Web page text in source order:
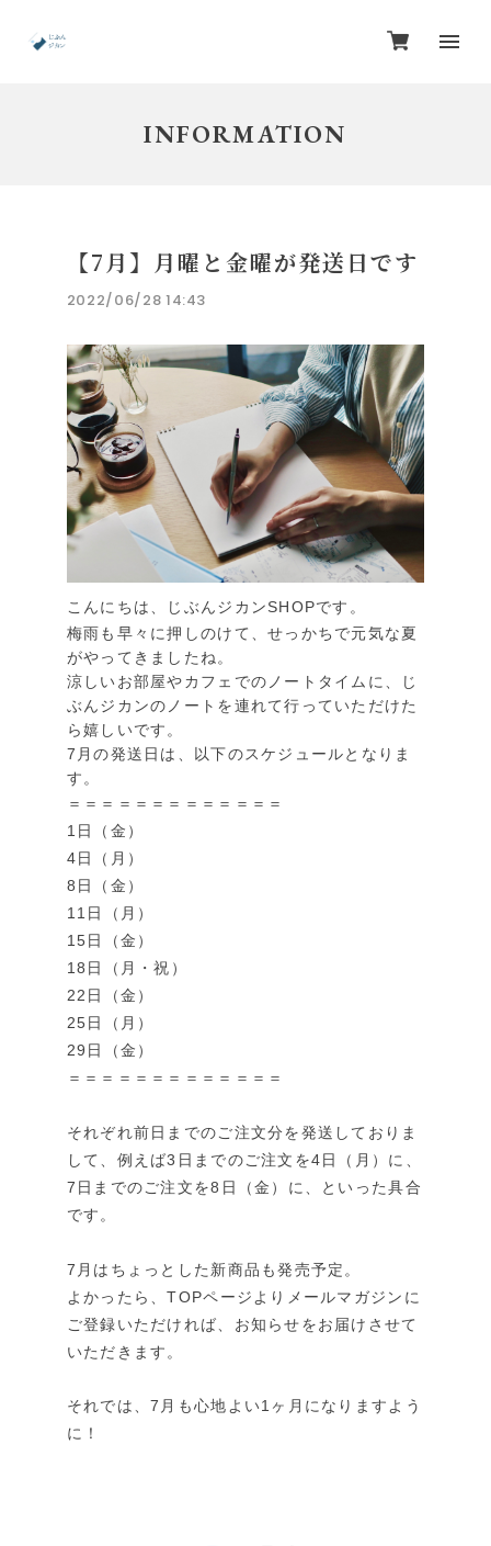
INFORMATION
【7月】月曜と金曜が発送日です
2022/06/28 14:43
こんにちは、じぶんジカンSHOPです。
梅雨も早々に押しのけて、せっかちで元気な夏
がやってきましたね。
涼しいお部屋やカフェでのノートタイムに、じ
ぶんジカンのノートを連れて行っていただけた
ら嬉しいです。
7月の発送日は、以下のスケジュールとなりま
す。
＝＝＝＝＝＝＝＝＝＝＝＝＝
1日（金）
4日（月）
8日（金）
11日（月）
15日（金）
18日（月・祝）
22日（金）
25日（月）
29日（金）
＝＝＝＝＝＝＝＝＝＝＝＝＝
それぞれ前日までのご注文分を発送しておりま
して、 例えば3日までのご注文を4日（月）に、
7日までのご注文を8日（金）に、といった具合
です。
7月はちょっとした新商品も発売予定。
よかったら、TOPページよりメールマガジンに
ご登録いただければ、お知らせをお届けさせて
いただきます。
それでは、7月も心地よい1ヶ月になりますよう
に！